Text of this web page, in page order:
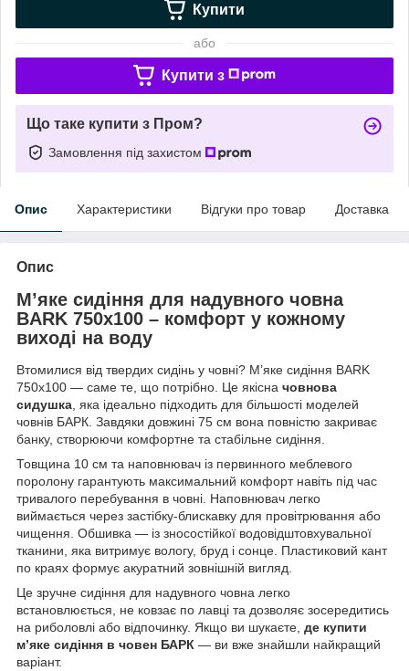
Купити
або
Купити з
Що таке купити з Пром?
Замовлення під захистом
Опис Характеристики Відгуки про товар Доставка
Опис
М’яке сидіння для надувного човна
BARK 750x100 – комфорт у кожному
виході на воду
Втомилися від твердих сидінь у човні? М’яке сидіння BARK
750x100 — саме те, що потрібно. Це якісна човнова
сидушка, яка ідеально підходить для більшості моделей
човнів БАРК. Завдяки довжині 75 см вона повністю закриває
банку, створюючи комфортне та стабільне сидіння.
Товщина 10 см та наповнювач із первинного меблевого
поролону гарантують максимальний комфорт навіть під час
тривалого перебування в човні. Наповнювач легко
виймається через застібку-блискавку для провітрювання або
чищення. Обшивка — із зносостійкої водовідштовхувальної
тканини, яка витримує вологу, бруд і сонце. Пластиковий кант
по краях формує акуратний зовнішній вигляд.
Це зручне сидіння для надувного човна легко
встановлюється, не ковзає по лавці та дозволяє зосередитись
на риболовлі або відпочинку. Якщо ви шукаєте, де купити
м’яке сидіння в човен БАРК — ви вже знайшли найкращий
варіант.